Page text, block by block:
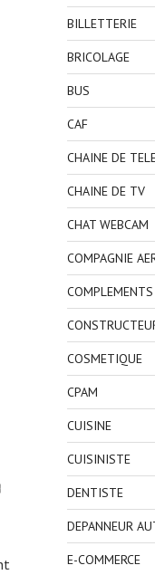
BILLETTERIE
BRICOLAGE
BUS
CAF
CHAINE DE
CHAINE DE TV
CHAT WEBCAM
COMPAGNIE
COSMETIQUE
CPAM
CUISINE
CUISINISTE
DENTISTE
DEPANNEUR
E-COMMERCE